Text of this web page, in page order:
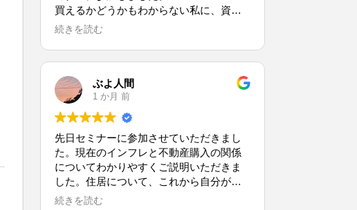
買えるかどうかもわからない私に、資金
計画から物件紹介まで本当に寄り添って
意が固まりました。
安になってやめたり、でもまた欲しくな
ったり面倒な客だったと思います。
それでも最後まで寄り添っていただけた
こと、本当に感謝しています。
他の不動産屋さんにでも同じ物件を見て
いただりしたのですが、やはり全然違い
ました。
本当に無理なく購入できるのか、そのラ
イフプランを数値で明確に示していただ
続きを読む
ぶよ人間
1 か月 前
先日セミナーに参加させていただきまし
た。現在のインフレと不動産購入の関係
についてわかりやすくご説明いただきま
した。住居について、これから自分が考
えるべき事を明確にできました。スタッ
続きを読む